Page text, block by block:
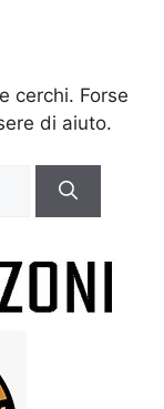
cerchi. Forse
di aiuto.